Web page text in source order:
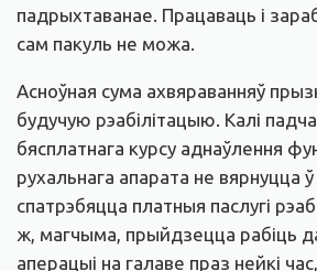
падрыхтаванае. Працаваць і
сам пакуль не можа.
Асноўная сума ахвяраванняў
будучую рэабілітацыю. Калі
бясплатнага курсу аднаўлення
рухальнага апарата не вярнуцца
спатрэбяцца платныя паслугі
ж, магчыма, прыйдзецца рабіць
аперацыі на галаве праз нейкі